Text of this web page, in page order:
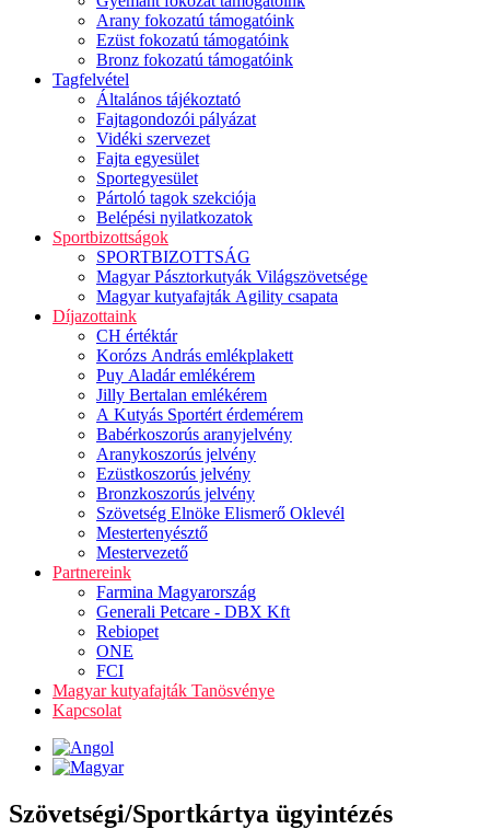
Arany fokozatú támogatóink
Ezüst fokozatú támogatóink
Bronz fokozatú támogatóink
Tagfelvétel
Általános tájékoztató
Fajtagondozói pályázat
Vidéki szervezet
Fajta egyesület
Sportegyesület
Pártoló tagok szekciója
Belépési nyilatkozatok
Sportbizottságok
SPORTBIZOTTSÁG
Magyar Pásztorkutyák Világszövetsége
Magyar kutyafajták Agility csapata
Díjazottaink
CH értéktár
Korózs András emlékplakett
Puy Aladár emlékérem
Jilly Bertalan emlékérem
A Kutyás Sportért érdemérem
Babérkoszorús aranyjelvény
Aranykoszorús jelvény
Ezüstkoszorús jelvény
Bronzkoszorús jelvény
Szövetség Elnöke Elismerő Oklevél
Mestertenyésztő
Mestervezető
Partnereink
Farmina Magyarország
Generali Petcare - DBX Kft
Rebiopet
ONE
FCI
Magyar kutyafajták Tanösvénye
Kapcsolat
Szövetségi/Sportkártya ügyintézés